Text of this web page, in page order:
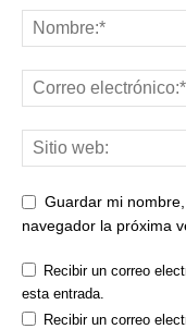
Guardar mi
navegador la próxima
Recibir un correo
esta entrada.
Recibir un correo